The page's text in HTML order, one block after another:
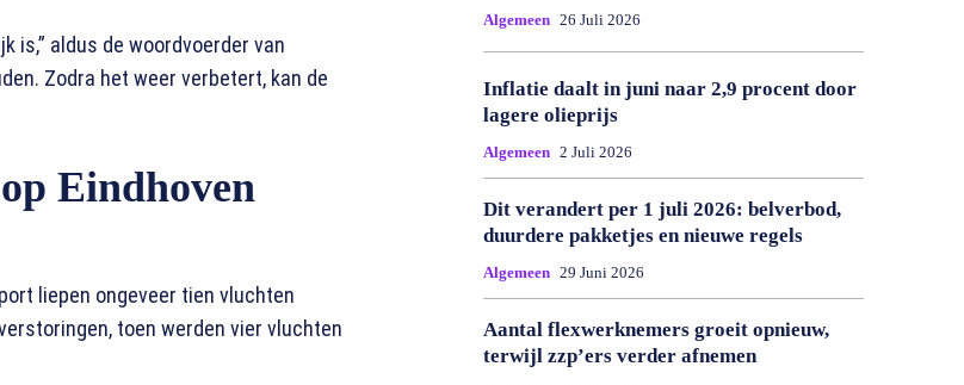
is,” aldus de woordvoerder van
Zodra het weer verbetert, kan de
Eindhoven
liepen ongeveer tien vluchten
toen werden vier vluchten
Algemeen 26 Juli 2026
Inflatie daalt in juni naar 2,9 procent door
lagere olieprijs
Algemeen 2 Juli 2026
Dit verandert per 1 juli 2026: belverbod,
duurdere pakketjes en nieuwe regels
Algemeen 29 Juni 2026
Aantal flexwerknemers groeit opnieuw,
terwijl zzp’ers verder afnemen